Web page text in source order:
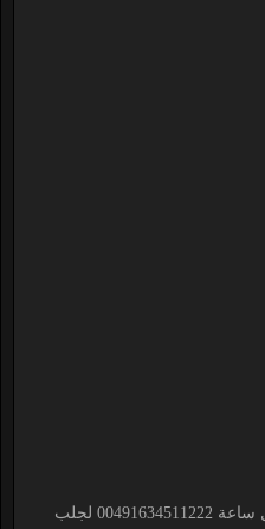
الشيخ الروحاني جلب الحبيب و خلال ساعة 00491634511222 لجلب